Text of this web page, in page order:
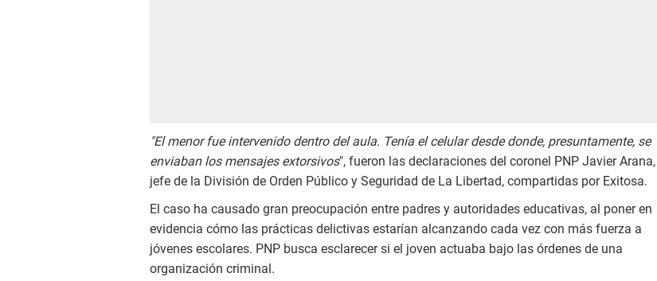
"El menor fue intervenido dentro del aula. Tenía el celular desde donde, presuntamente, se
enviaban los mensajes extorsivos", fueron las declaraciones del coronel PNP Javier Arana,
jefe de la División de Orden Público y Seguridad de La Libertad, compartidas por Exitosa.
El caso ha causado gran preocupación entre padres y autoridades educativas, al poner en
evidencia cómo las prácticas delictivas estarían alcanzando cada vez con más fuerza a
jóvenes escolares. PNP busca esclarecer si el joven actuaba bajo las órdenes de una
organización criminal.